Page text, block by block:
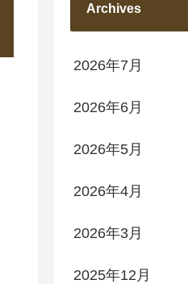
Archives
2026年7月
2026年6月
2026年5月
2026年4月
2026年3月
2025年12月